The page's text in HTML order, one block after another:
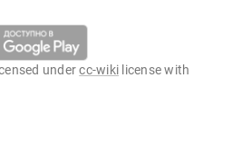
undercc-wiki license with